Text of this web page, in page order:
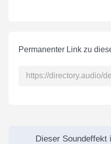
Permanenter Link zu
Dieser Soundeffekt